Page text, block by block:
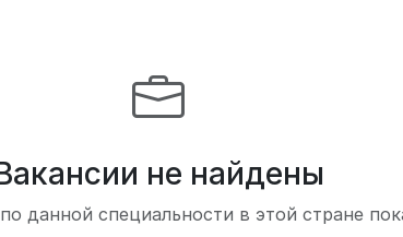
не найдены
данной специальности в этой стране